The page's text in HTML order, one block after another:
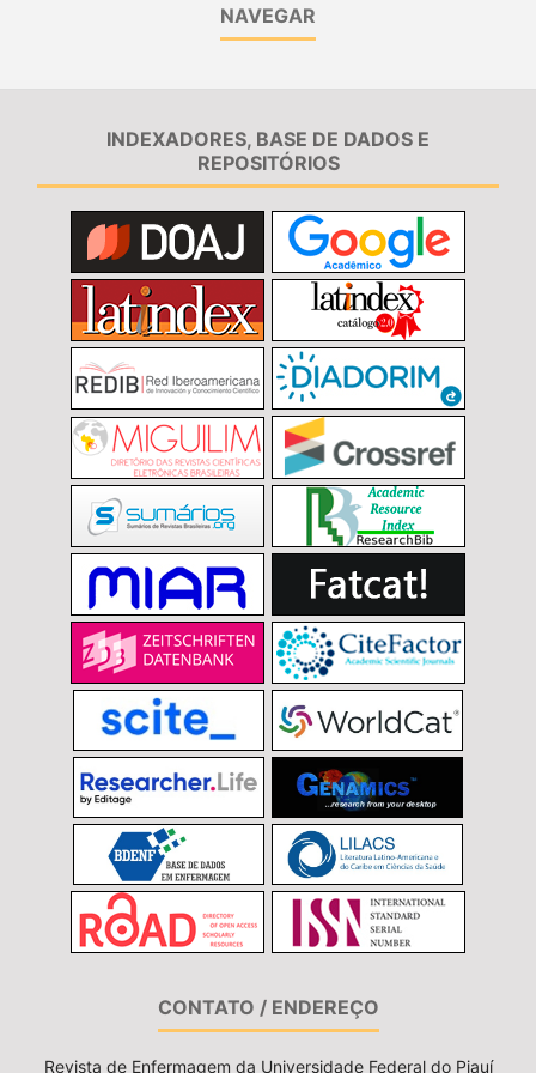
NAVEGAR
INDEXADORES, BASE DE DADOS E
REPOSITÓRIOS
CONTATO / ENDEREÇO
Revista de Enfermagem da Universidade Federal do Piauí